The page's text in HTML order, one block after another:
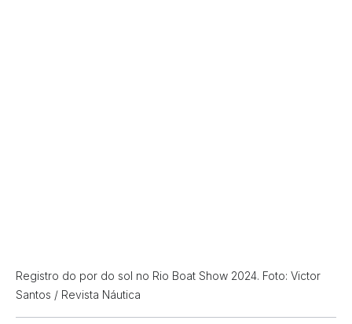
Registro do por do sol no Rio Boat Show 2024. Foto: Victor
Santos / Revista Náutica